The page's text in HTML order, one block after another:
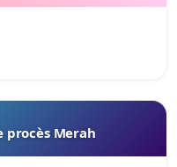
procès Merah